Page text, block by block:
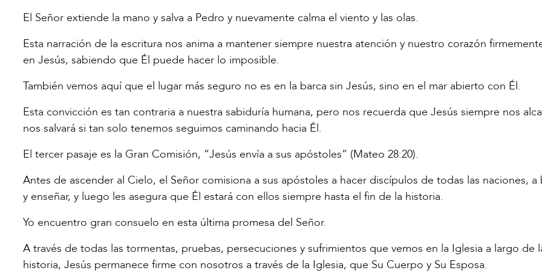
El Señor extiende la mano y salva a Pedro y nuevamente calma el viento y las olas.
Esta narración de la escritura nos anima a mantener siempre nuestra atención y nuestro corazón
en Jesús, sabiendo que Él puede hacer lo imposible.
También vemos aquí que el lugar más seguro no es en la barca sin Jesús, sino en el mar abierto con Él.
Esta convicción es tan contraria a nuestra sabiduría humana, pero nos recuerda que Jesús siempre nos
nos salvará si tan solo tenemos seguimos caminando hacia Él.
El tercer pasaje es la Gran Comisión, “Jesús envía a sus apóstoles” (Mateo 28:20).
Antes de ascender al Cielo, el Señor comisiona a sus apóstoles a hacer discípulos de todas las naciones, a
y enseñar, y luego les asegura que Él estará con ellos siempre hasta el fin de la historia.
Yo encuentro gran consuelo en esta última promesa del Señor.
A través de todas las tormentas, pruebas, persecuciones y sufrimientos que vemos en la Iglesia a largo de
historia, Jesús permanece firme con nosotros a través de la Iglesia, que Su Cuerpo y Su Esposa.